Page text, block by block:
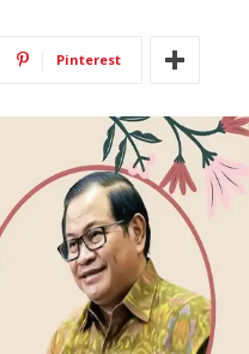
Pinterest